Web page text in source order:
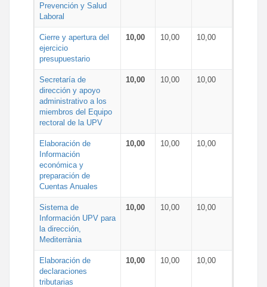
Prevención y Salud
Laboral
Cierre y apertura del
ejercicio
presupuestario
10,00 10,00 10,00
Secretaría de
dirección y apoyo
administrativo a los
miembros del Equipo
rectoral de la UPV
10,00 10,00 10,00
Elaboración de
Información
económica y
preparación de
Cuentas Anuales
10,00 10,00 10,00
Sistema de
Información UPV para
la dirección,
Mediterrània
10,00 10,00 10,00
Elaboración de
declaraciones
tributarias
10,00 10,00 10,00